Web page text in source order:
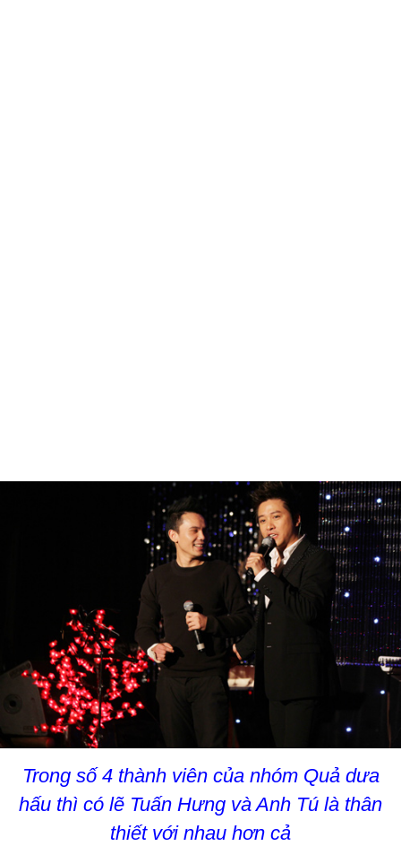
Trong số 4 thành viên của nhóm Quả dưa
hấu thì có lẽ Tuấn Hưng và Anh Tú là thân
thiết với nhau hơn cả